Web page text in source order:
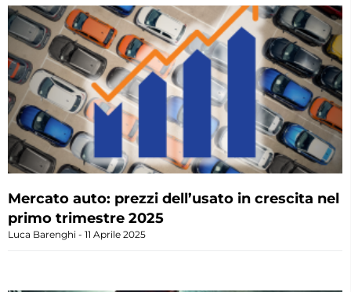
Mercato auto: prezzi dell’usato in crescita nel
primo trimestre 2025
Luca Barenghi 11 Aprile 2025